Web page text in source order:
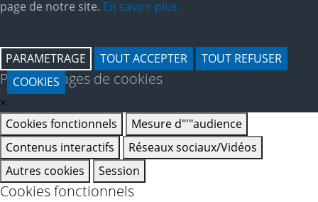
page de notre site. En savoir plus
PARAMETRAGE TOUT ACCEPTER
TOUT REFUSER
COOKIES
Paramétrages de cookies
×
Cookies fonctionnels
Mesure d"'"audience
Contenus interactifs
Réseaux sociaux/Vidéos
Autres cookies
Session
Cookies fonctionnels